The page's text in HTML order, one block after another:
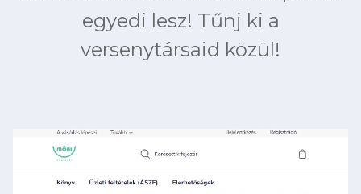
egyedi lesz! Tűnj ki a
versenytársaid közül!